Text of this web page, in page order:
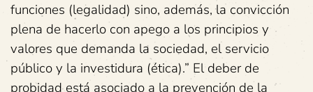
funciones (legalidad) sino, además, la convicción
plena de hacerlo con apego a los principios y
valores que demanda la sociedad, el servicio
público y la investidura (ética).” El deber de
probidad está asociado a la prevención de la